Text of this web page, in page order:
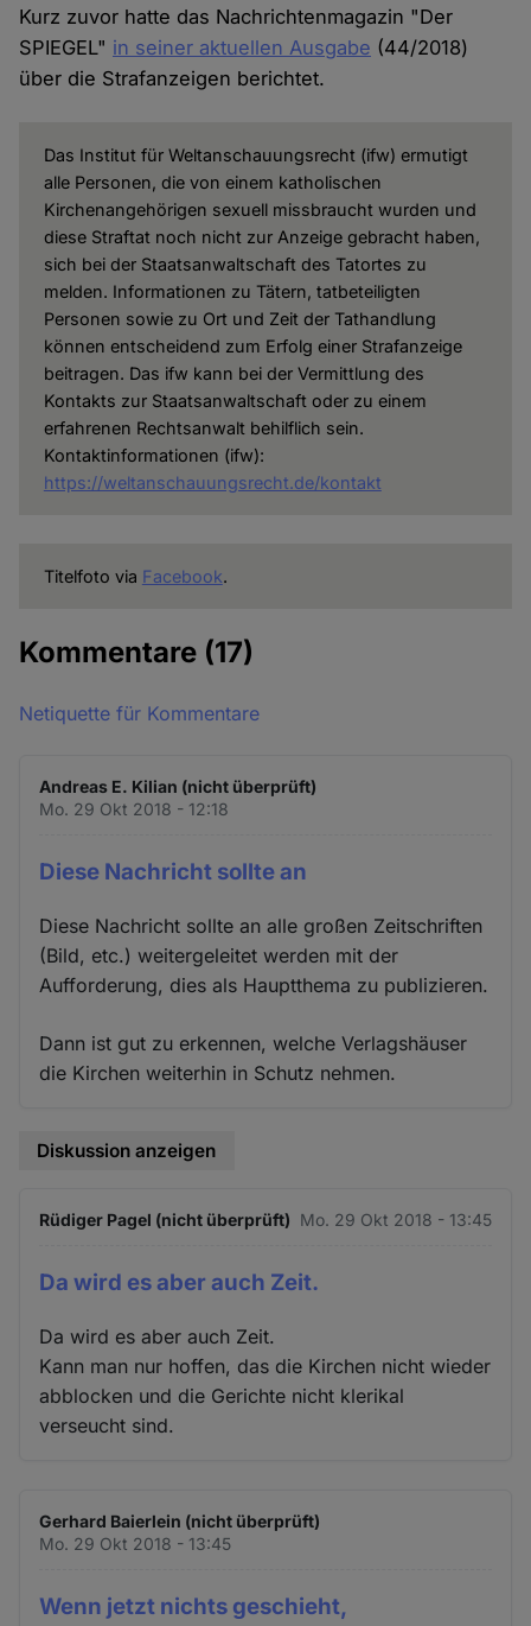
Kurz zuvor hatte das Nachrichtenmagazin "Der
SPIEGEL" in seiner aktuellen Ausgabe (44/2018)
über die Strafanzeigen berichtet.
Das Institut für Weltanschauungsrecht (ifw) ermutigt
alle Personen, die von einem katholischen
Kirchenangehörigen sexuell missbraucht wurden und
diese Straftat noch nicht zur Anzeige gebracht haben,
sich bei der Staatsanwaltschaft des Tatortes zu
melden. Informationen zu Tätern, tatbeteiligten
Personen sowie zu Ort und Zeit der Tathandlung
können entscheidend zum Erfolg einer Strafanzeige
beitragen. Das ifw kann bei der Vermittlung des
Kontakts zur Staatsanwaltschaft oder zu einem
erfahrenen Rechtsanwalt behilflich sein.
Kontaktinformationen (ifw):
https://weltanschauungsrecht.de/kontakt
Titelfoto via Facebook.
Kommentare (17)
Netiquette für Kommentare
Andreas E. Kilian (nicht überprüft)
Mo. 29 Okt 2018 - 12:18
Diese Nachricht sollte an
Diese Nachricht sollte an alle großen Zeitschriften
(Bild, etc.) weitergeleitet werden mit der
Aufforderung, dies als Hauptthema zu publizieren.
Dann ist gut zu erkennen, welche Verlagshäuser
die Kirchen weiterhin in Schutz nehmen.
Diskussion anzeigen
Rüdiger Pagel (nicht überprüft) Mo. 29 Okt 2018 - 13:45
Da wird es aber auch Zeit.
Da wird es aber auch Zeit.
Kann man nur hoffen, das die Kirchen nicht wieder
abblocken und die Gerichte nicht klerikal
verseucht sind.
Gerhard Baierlein (nicht überprüft)
Mo. 29 Okt 2018 - 13:45
Wenn jetzt nichts geschieht,